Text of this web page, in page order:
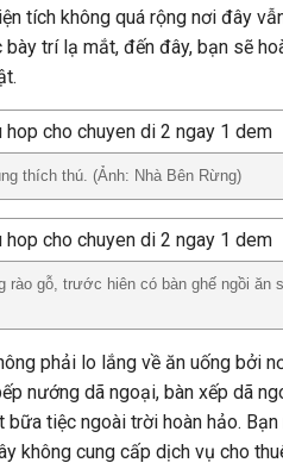
tích không quá rộng nơi đây
trí lạ mắt, đến đây, bạn sẽ
thích thú. (Ảnh: Nhà Bên Rừng)
rào gỗ, trước hiên có bàn ghế ngồi ăn
phải lo lắng về ăn uống bởi
nướng dã ngoại, bàn xếp dã
tiệc ngoài trời hoàn hảo. Bạn
không cung cấp dịch vụ cho